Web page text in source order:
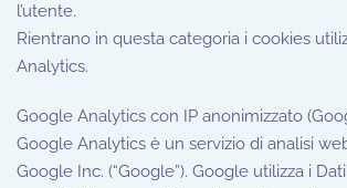
l’utente.
Rientrano in questa categoria i cookies
Analytics.
Google Analytics con IP anonimizzato
Google Analytics è un servizio di analisi
Google Inc. (“Google”). Google utilizza i